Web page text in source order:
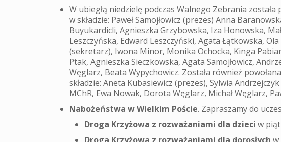
W ubiegłą niedzielę podczas Walnego Zebrania została
w składzie: Paweł Samojłowicz (prezes) Anna
Buyukardicli, Agnieszka Grzybowska, Iza Honowska,
Leszczyńska, Edward Leszczyński, Agata Łątkowska,
(sekretarz), Iwona Minor, Monika Ochocka, Kinga
Ptak, Agnieszka Sieczkowska, Agata Samojłowicz,
Węglarz, Beata Wypychowicz. Została również
składzie: Aneta Kubasiewicz (prezes), Sylwia
MChR, Ewa Nowak, Dorota Węglarz, Michał Węglarz,
Nabożeństwa w Wielkim Poście. Zapraszamy do
Droga Krzyżowa z rozważaniami dla dzieci w